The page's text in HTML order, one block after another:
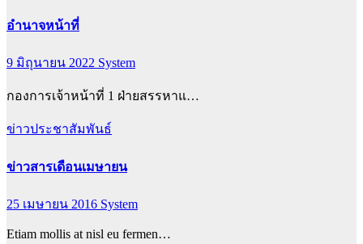
อำนาจหน้าที่
9 มิถุนายน 2022 System
กองการเจ้าหน้าที่ 1 ฝ่ายสรรหาแ…
ข่าวประชาสัมพันธ์
ข่าวสารเดือนเมษายน
25 เมษายน 2016 System
Etiam mollis at nisl eu fermen…